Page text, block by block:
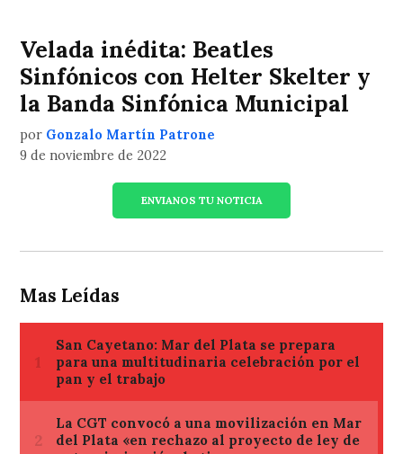
Velada inédita: Beatles
Sinfónicos con Helter Skelter y
la Banda Sinfónica Municipal
por Gonzalo Martín Patrone
9 de noviembre de 2022
ENVIANOS TU NOTICIA
Mas Leídas